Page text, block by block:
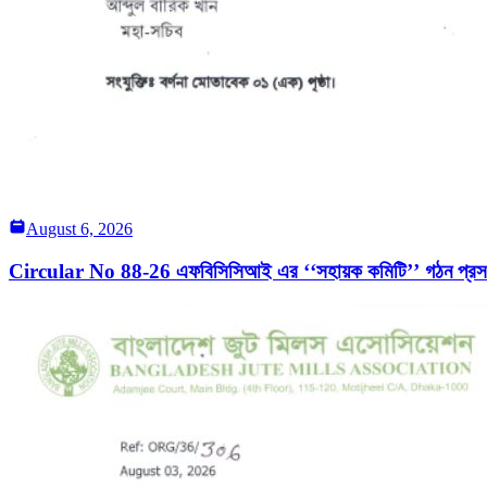
August 6, 2026
Circular No 88-26 এফবিসিসিআই এর ‘‘সহায়ক কমিটি’’ গঠন